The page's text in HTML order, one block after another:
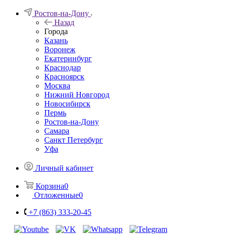
Ростов-на-Дону
Назад
Города
Казань
Воронеж
Екатеринбург
Краснодар
Красноярск
Москва
Нижний Новгород
Новосибирск
Пермь
Ростов-на-Дону
Самара
Санкт Петербург
Уфа
Личный кабинет
Корзина0
Отложенные0
+7 (863) 333-20-45